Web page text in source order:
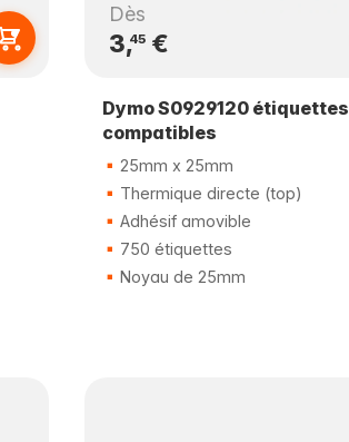
Dès
3,45 €
Dymo S0929120 étiquettes
compatibles
25mm x 25mm
Thermique directe (top)
Adhésif amovible
750 étiquettes
Noyau de 25mm